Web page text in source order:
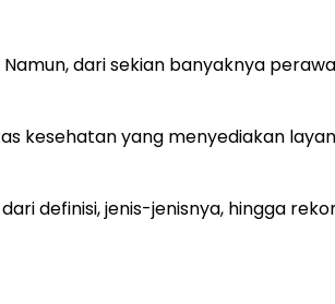
dari sekian banyaknya
kesehatan yang menyediakan
dari definisi, jenis-jenisnya, hingga